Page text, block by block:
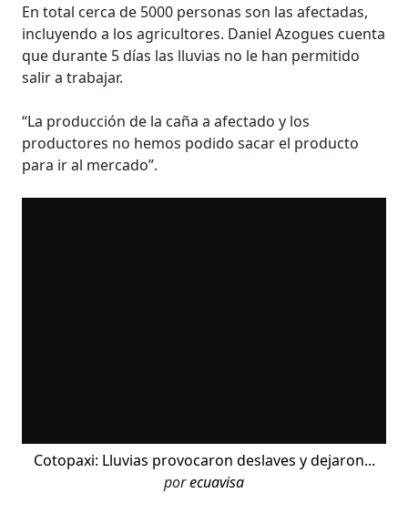
En total cerca de 5000 personas son las afectadas,
incluyendo a los agricultores. Daniel Azogues cuenta
que durante 5 días las lluvias no le han permitido
salir a trabajar.
“La producción de la caña a afectado y los
productores no hemos podido sacar el producto
para ir al mercado”.
Cotopaxi: Lluvias provocaron deslaves y dejaron...
porecuavisa